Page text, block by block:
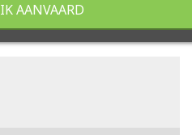
IK AANVAARD